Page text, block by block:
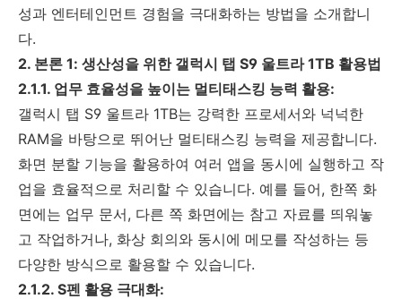
성과 엔터테인먼트 경험을 극대화하는 방법을 소개합니
다.
2. 본론 1: 생산성을 위한 갤럭시 탭 S9 울트라 1TB 활용법
2.1.1. 업무 효율성을 높이는 멀티태스킹 능력 활용:
갤럭시 탭 S9 울트라 1TB는 강력한 프로세서와 넉넉한
RAM을 바탕으로 뛰어난 멀티태스킹 능력을 제공합니다.
화면 분할 기능을 활용하여 여러 앱을 동시에 실행하고 작
업을 효율적으로 처리할 수 있습니다. 예를 들어, 한쪽 화
면에는 업무 문서, 다른 쪽 화면에는 참고 자료를 띄워놓
고 작업하거나, 화상 회의와 동시에 메모를 작성하는 등
다양한 방식으로 활용할 수 있습니다.
2.1.2. S펜 활용 극대화: